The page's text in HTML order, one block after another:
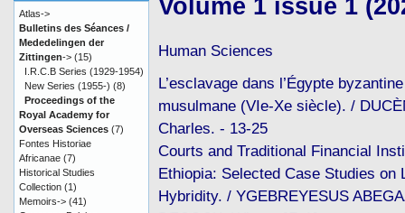
Volume 1 issue 1
Human Sciences
L’esclavage dans l’Égypte
musulmane (VIe-Xe siècle). /
Charles. - 13-25
Courts and Traditional Financial
Ethiopia: Selected Case Studies on
Hybridity. / YGEBREYESUS
Atlas->
Bulletins des Séances /
Mededelingen der
Zittingen-> (15)
I.R.C.B Series (1929-1954)
New Series (1955-) (8)
Proceedings of the
Royal Academy for
Overseas Sciences (7)
Fontes Historiae
Africanae (7)
Historical Studies
Collection (1)
Memoirs-> (41)